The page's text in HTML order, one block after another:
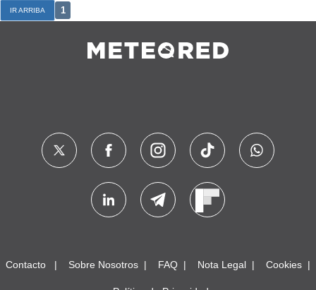
IR ARRIBA 1
Contacto Sobre Nosotros FAQ Nota Legal Cookies